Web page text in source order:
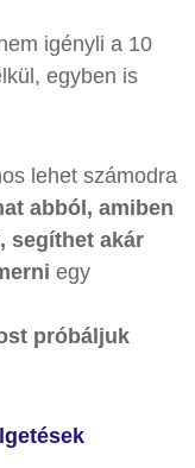
igényli a 10
egyben is
lehet számodra
abból, amiben
segíthet akár
egy
próbáljuk